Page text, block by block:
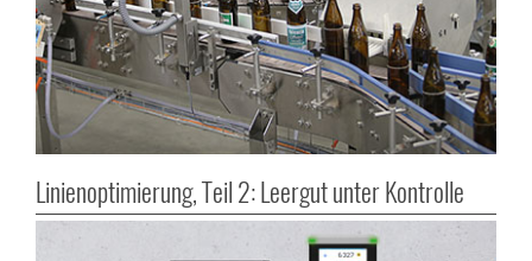
Linienoptimierung, Teil 2: Leergut unter Kontrolle